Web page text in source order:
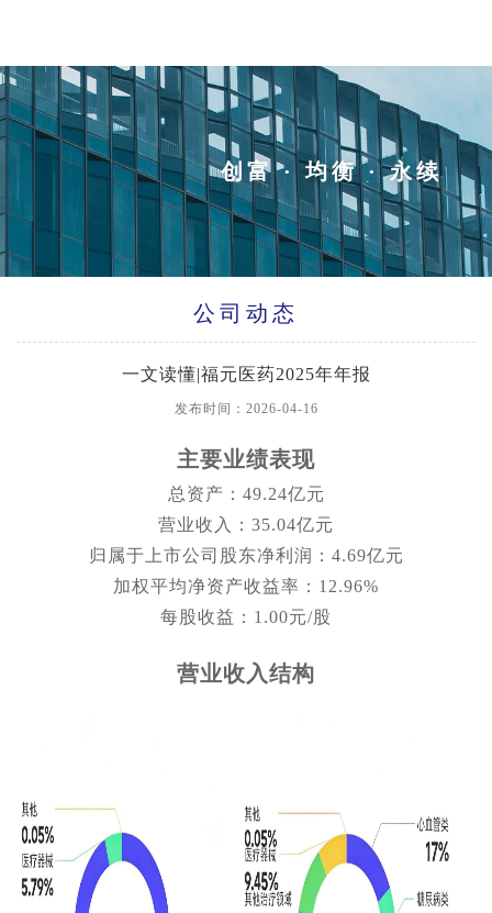
创富 · 均衡 · 永续
公司动态
一文读懂|福元医药2025年年报
发布时间：2026-04-16
主要业绩表现
总资产：49.24亿元
营业收入：35.04亿元
归属于上市公司股东净利润：4.69亿元
加权平均净资产收益率：12.96%
每股收益：1.00元/股
营业收入结构